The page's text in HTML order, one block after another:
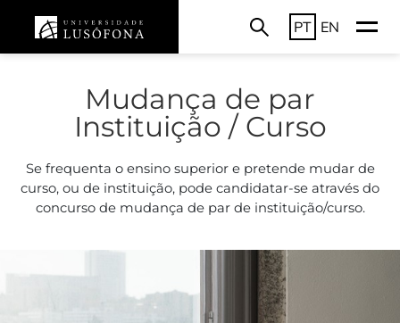
PT EN
Mudança de par
Instituição / Curso
Se frequenta o ensino superior e pretende mudar de
curso, ou de instituição, pode candidatar-se através do
concurso de mudança de par de instituição/curso.